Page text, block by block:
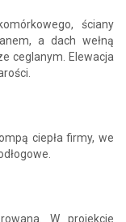
ściany
a dach wełną
ceglanym. Elewacja
ciepła firmy, we
W projekcie